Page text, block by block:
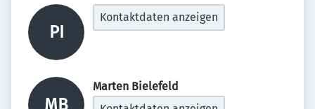
PI
Kontaktdaten anzeigen
MB
Marten Bielefeld